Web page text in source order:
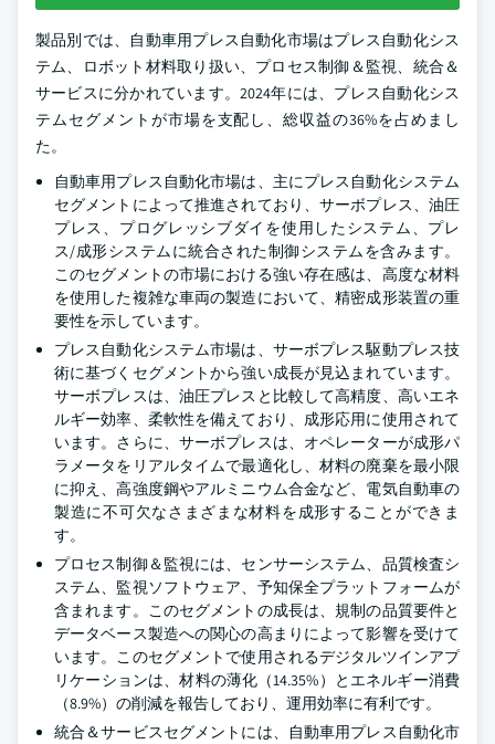
製品別では、自動車用プレス自動化市場はプレス自動化シス
テム、ロボット材料取り扱い、プロセス制御＆監視、統合＆
サービスに分かれています。2024年には、プレス自動化シス
テムセグメントが市場を支配し、総収益の36%を占めまし
た。
自動車用プレス自動化市場は、主にプレス自動化システム
セグメントによって推進されており、サーボプレス、油圧
プレス、プログレッシブダイを使用したシステム、プレ
ス/成形システムに統合された制御システムを含みます。
このセグメントの市場における強い存在感は、高度な材料
を使用した複雑な車両の製造において、精密成形装置の重
要性を示しています。
プレス自動化システム市場は、サーボプレス駆動プレス技
術に基づくセグメントから強い成長が見込まれています。
サーボプレスは、油圧プレスと比較して高精度、高いエネ
ルギー効率、柔軟性を備えており、成形応用に使用されて
います。さらに、サーボプレスは、オペレーターが成形パ
ラメータをリアルタイムで最適化し、材料の廃棄を最小限
に抑え、高強度鋼やアルミニウム合金など、電気自動車の
製造に不可欠なさまざまな材料を成形することができま
す。
プロセス制御＆監視には、センサーシステム、品質検査シ
ステム、監視ソフトウェア、予知保全プラットフォームが
含まれます。このセグメントの成長は、規制の品質要件と
データベース製造への関心の高まりによって影響を受けて
います。このセグメントで使用されるデジタルツインアプ
リケーションは、材料の薄化（14.35%）とエネルギー消費
（8.9%）の削減を報告しており、運用効率に有利です。
統合＆サービスセグメントには、自動車用プレス自動化市